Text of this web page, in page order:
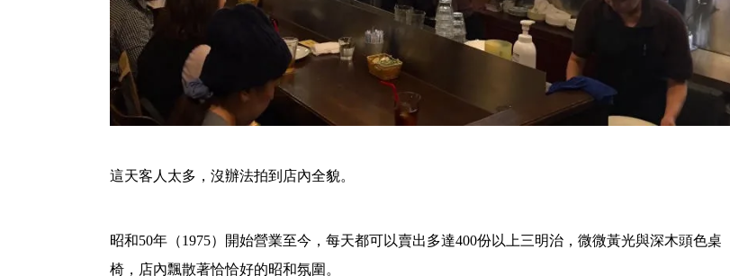
這天客人太多，沒辦法拍到店內全貌。
昭和50年（1975）開始營業至今，每天都可以賣出多達400份以上三明治，微微黃光與深木頭色桌
椅，店內飄散著恰恰好的昭和氛圍。